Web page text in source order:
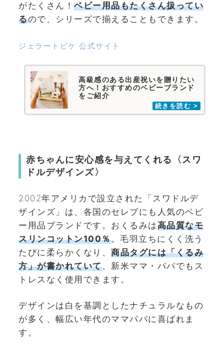
がたくさん！ ベビー用品もたくさん扱ってい
るので、シリーズで揃えることもできます。
ジェラートピケ 公式サイト
高級感のある出産祝いを贈りたい
方へ！おすすめのベビーブランド
をご紹介
赤ちゃんに安心感を与えてくれる〈スワ
ドルデザインズ〉
2002年アメリカで設立された「スワドルデ
ザインズ」は、各国のセレブにも人気のベビ
ー用品ブランドです。おくるみは高品質なモ
スリンコットン100％。毛羽立ちにくく洗う
たびに柔らかくなり、 商品タグには「くるみ
方」が書かれていて、新米ママ・パパでもス
トレスなく使用できます。
デザインは白を基調としたナチュラルなもの
が多く、幅広い年代のママパパに喜ばれま
す。